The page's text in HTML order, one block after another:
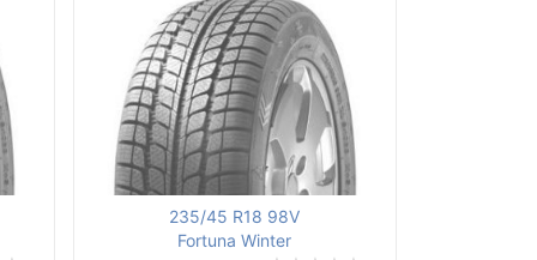
235/45 R18 98V
Fortuna Winter